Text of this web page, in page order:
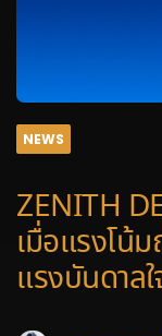
NEWS
ZENITH
เมื่อแรงโน้
แรงบันดาลใ